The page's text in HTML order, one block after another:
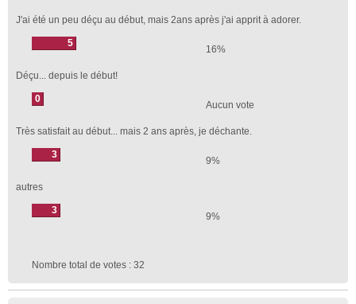
J'ai été un peu déçu au début, mais 2ans après j'ai apprit à adorer.
5
16%
Déçu... depuis le début!
0
Aucun vote
Très satisfait au début... mais 2 ans après, je déchante.
3
9%
autres
3
9%
Nombre total de votes : 32